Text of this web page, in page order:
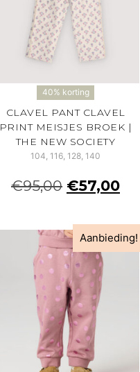
40% korting
CLAVEL PANT CLAVEL
PRINT MEISJES BROEK |
THE NEW SOCIETY
104, 116, 128, 140
€95,00 €57,00
Aanbieding!